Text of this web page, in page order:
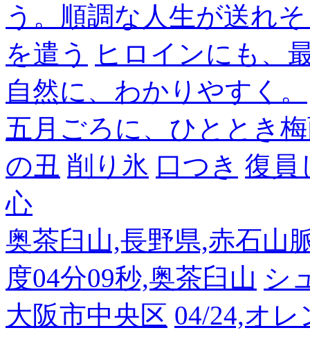
う。順調な人生が送れ
を遣う
ヒロインにも、
自然に、わかりやすく。
五月ごろに、ひととき
の丑 削り氷 口つき 復員
心
奥茶臼山,長野県,赤石山
度04分09秒,奥茶臼山 シ
大阪市中央区 04/24,オ